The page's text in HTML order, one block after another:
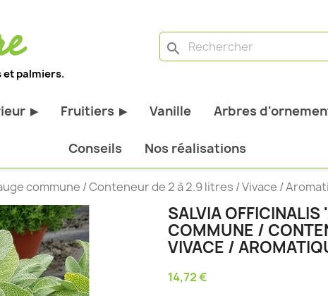
et palmiers.
search
▶
d'extérieur
à feuillage
Fruitiers ▶
Tous les fruitiers
Arbres et arbustes fruitiers
Agrumes
Fruitiers nains
Fruitiers Colonnaires
Vanille Arbres
Conseils Nos réalisations
commune / Conteneur de 2 à 2.9 litres / Vivace /
SALVIA
COMMUNE /
VIVACE /
14,72 €